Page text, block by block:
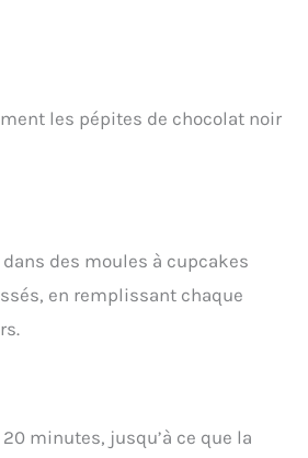
les pépites de chocolat noir
des moules à cupcakes
en remplissant chaque
minutes, jusqu’à ce que la